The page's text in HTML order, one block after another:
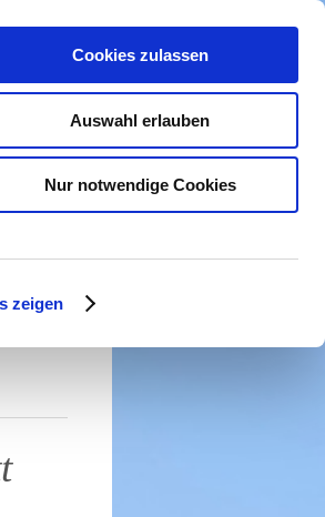
zeigen
Cookies zulassen
Auswahl erlauben
Nur notwendige Cookies